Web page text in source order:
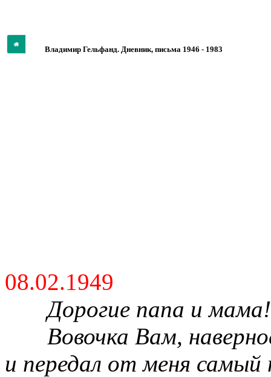
Владимир Гельфанд. Дневник, письма 1946 - 1983
08.02.1949
Дорогие папа и мама!
Вовочка Вам,
и передал от меня